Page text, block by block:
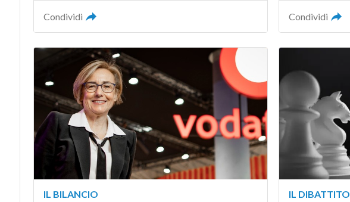
Condividi Condividi
IL BILANCIO IL DIBATTITO